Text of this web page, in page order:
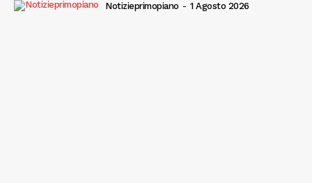
Notizieprimopiano - 1 Agosto 2026